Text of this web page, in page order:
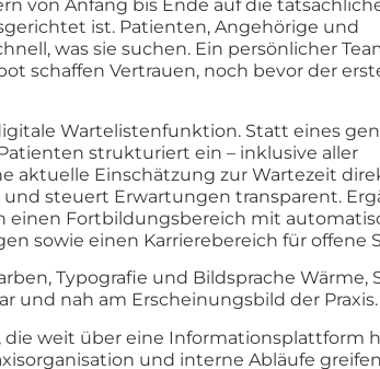
von Anfang bis Ende auf die
ist. Patienten, Angehörige und
was sie suchen. Ein persönlicher
schaffen Vertrauen, noch bevor der
Wartelistenfunktion. Statt eines
strukturiert ein – inklusive aller
aktuelle Einschätzung zur Wartezeit
steuert Erwartungen transparent.
einen Fortbildungsbereich mit
sowie einen Karrierebereich für offene
Typografie und Bildsprache Wärme,
und nah am Erscheinungsbild der Praxis.
die weit über eine Informationsplattform
und interne Abläufe